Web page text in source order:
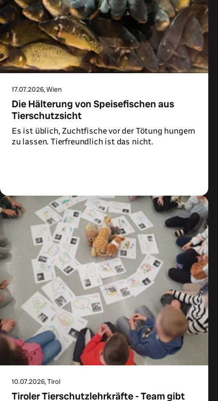
17.07.2026, Wien
Die Hälterung von Speisefischen aus
Tierschutzsicht
Es ist üblich, Zuchtfische vor der Tötung hungern
zu lassen. Tierfreundlich ist das nicht.
10.07.2026, Tirol
Tiroler Tierschutzlehrkräfte - Team gibt